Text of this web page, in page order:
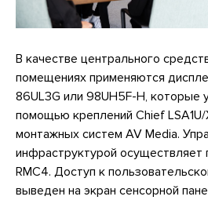
В качестве центрального
помещениях применяются
86UL3G или 98UH5F-H, которые
помощью креплений Chief LSA1U/
монтажных систем AV Media.
инфраструктурой осуществляет
RMC4. Доступ к
выведен на экран сенсорной